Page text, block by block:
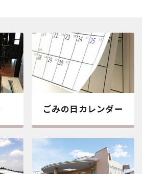
ごみの日カレンダー